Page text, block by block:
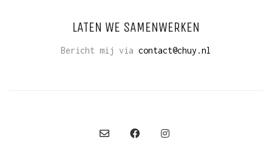
LATEN WE SAMENWERKEN
Bericht mij via contact@chuy.nl